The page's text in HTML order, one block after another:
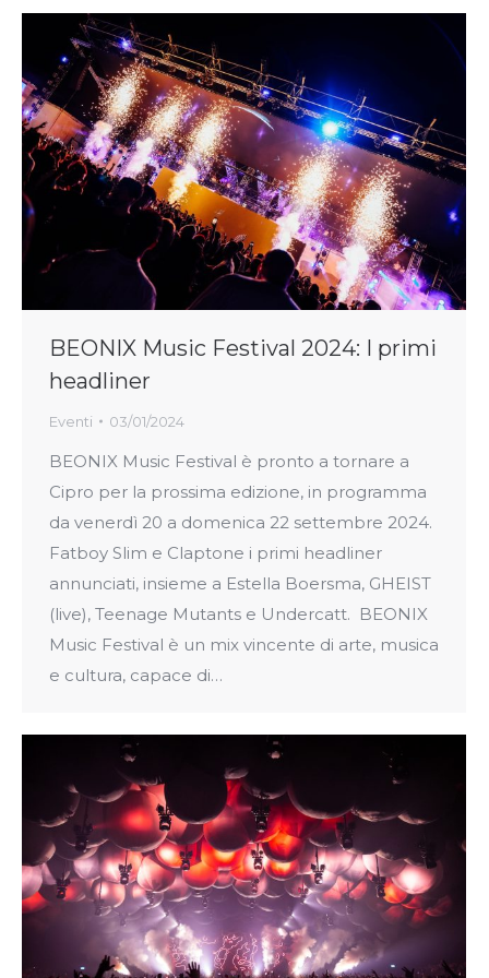
BEONIX Music Festival 2024: I primi
headliner
Eventi 03/01/2024
BEONIX Music Festival è pronto a tornare a
Cipro per la prossima edizione, in programma
da venerdì 20 a domenica 22 settembre 2024.
Fatboy Slim e Claptone i primi headliner
annunciati, insieme a Estella Boersma, GHEIST
(live), Teenage Mutants e Undercatt. BEONIX
Music Festival è un mix vincente di arte, musica
e cultura, capace di…